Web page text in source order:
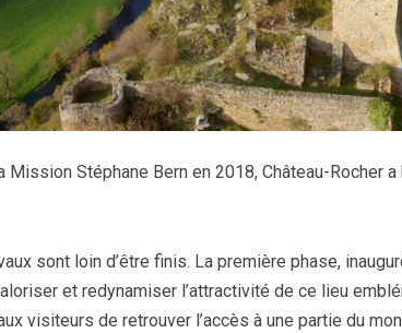
Mission Stéphane Bern en 2018, Château-Rocher
sont loin d’être finis. La première phase,
et redynamiser l’attractivité de ce lieu
visiteurs de retrouver l’accès à une partie du